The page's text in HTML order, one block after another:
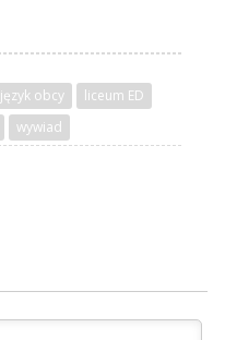
język obcy
liceum ED
wywiad